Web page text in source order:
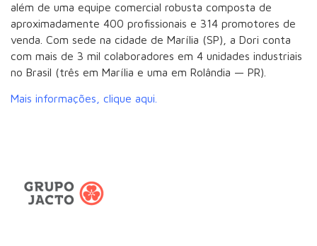
além de uma equipe comercial robusta composta de
aproximadamente 400 profissionais e 314 promotores de
venda. Com sede na cidade de Marília (SP), a Dori conta
com mais de 3 mil colaboradores em 4 unidades industriais
no Brasil (três em Marília e uma em Rolândia — PR).
Mais informações, clique aqui.